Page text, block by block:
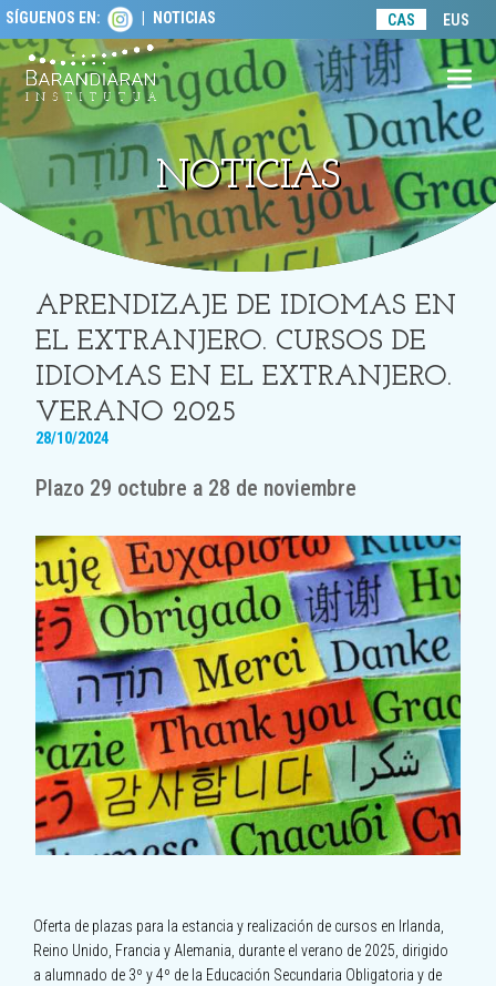
SÍGUENOS EN: NOTICIAS CAS EUS
NOTICIAS
APRENDIZAJE DE IDIOMAS EN
EL EXTRANJERO. CURSOS DE
IDIOMAS EN EL EXTRANJERO.
VERANO 2025
28/10/2024
Plazo 29 octubre a 28 de noviembre
Oferta de plazas para la estancia y realización de cursos en Irlanda,
Reino Unido, Francia y Alemania, durante el verano de 2025, dirigido
a alumnado de 3º y 4º de la Educación Secundaria Obligatoria y de